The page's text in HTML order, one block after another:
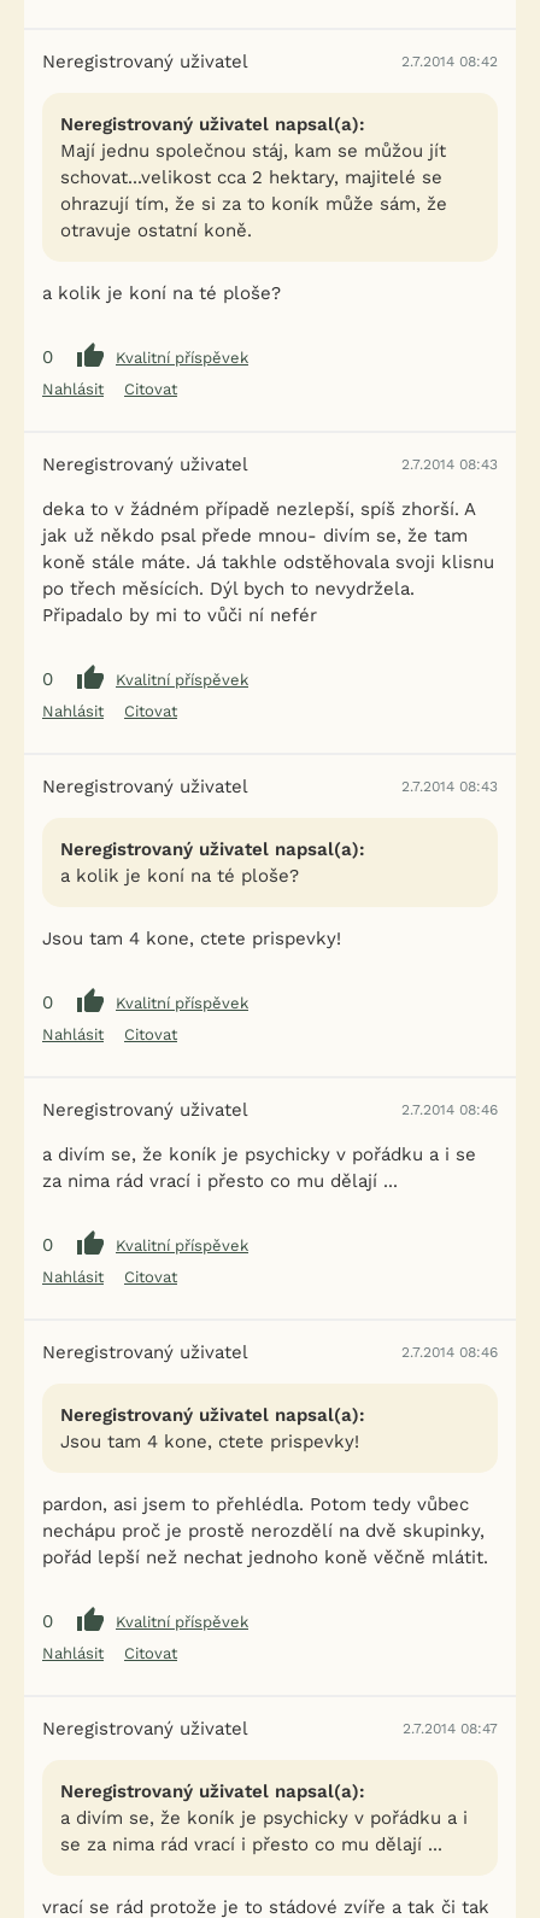
Neregistrovaný uživatel 2.7.2014 08:42
Neregistrovaný uživatel napsal(a):
Mají jednu společnou stáj, kam se můžou jít
schovat...velikost cca 2 hektary, majitelé se
ohrazují tím, že si za to koník může sám, že
otravuje ostatní koně.
a kolik je koní na té ploše?
0
Kvalitní příspěvek
Nahlásit
Citovat
Neregistrovaný uživatel 2.7.2014 08:43
deka to v žádném případě nezlepší, spíš zhorší. A
jak už někdo psal přede mnou- divím se, že tam
koně stále máte. Já takhle odstěhovala svoji klisnu
po třech měsících. Dýl bych to nevydržela.
Připadalo by mi to vůči ní nefér
0
Kvalitní příspěvek
Nahlásit
Citovat
Neregistrovaný uživatel 2.7.2014 08:43
Neregistrovaný uživatel napsal(a):
a kolik je koní na té ploše?
Jsou tam 4 kone, ctete prispevky!
0
Kvalitní příspěvek
Nahlásit
Citovat
Neregistrovaný uživatel 2.7.2014 08:46
a divím se, že koník je psychicky v pořádku a i se
za nima rád vrací i přesto co mu dělají ...
0
Kvalitní příspěvek
Nahlásit
Citovat
Neregistrovaný uživatel 2.7.2014 08:46
Neregistrovaný uživatel napsal(a):
Jsou tam 4 kone, ctete prispevky!
pardon, asi jsem to přehlédla. Potom tedy vůbec
nechápu proč je prostě nerozdělí na dvě skupinky,
pořád lepší než nechat jednoho koně věčně mlátit.
0
Kvalitní příspěvek
Nahlásit
Citovat
Neregistrovaný uživatel 2.7.2014 08:47
Neregistrovaný uživatel napsal(a):
a divím se, že koník je psychicky v pořádku a i
se za nima rád vrací i přesto co mu dělají ...
vrací se rád protože je to stádové zvíře a tak či tak